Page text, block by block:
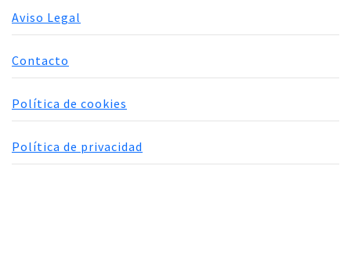
Aviso Legal
Contacto
Política de cookies
Política de privacidad